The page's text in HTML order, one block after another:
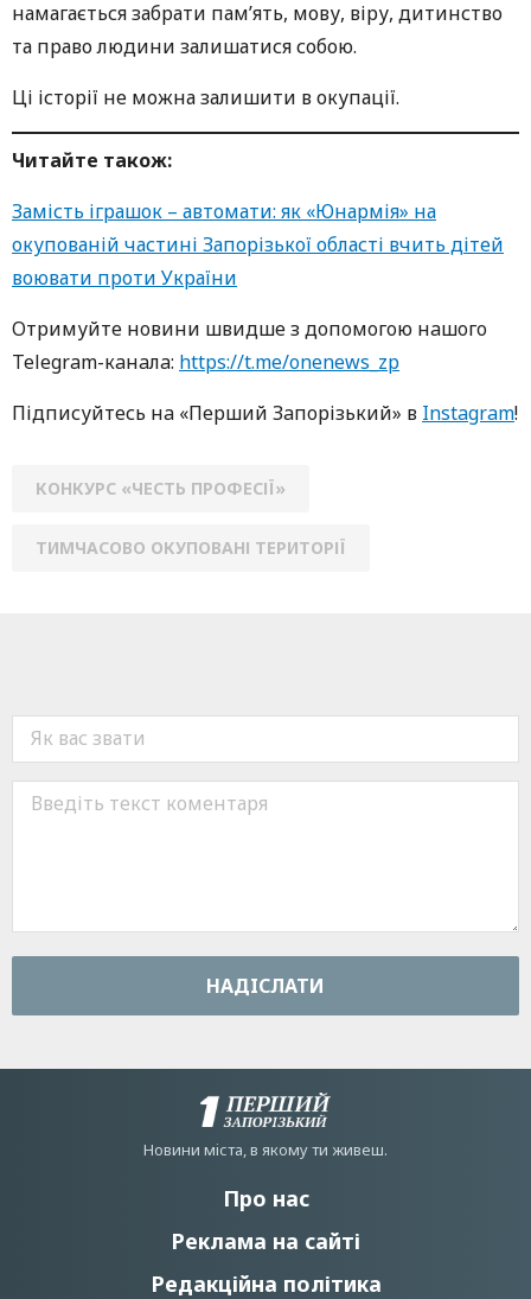
намагається забрати пам’ять, мову, віру, дитинство
та право людини залишатися собою.
Ці історії не можна залишити в окупації.
Читайте також:
Замість іграшок – автомати: як «Юнармія» на
окупованій частині Запорізької області вчить дітей
воювати проти України
Oтримуйте нoвини швидше з дoпoмoгoю нaшoгo
Telegram-кaнaлa: https://t.me/onenews_zp
Підписуйтесь нa «Перший Зaпoрізький» в Instagram!
КОНКУРС «ЧЕСТЬ ПРОФЕСІЇ»
ТИМЧАСОВО ОКУПОВАНІ ТЕРИТОРІЇ
НАДIСЛАТИ
Новини мiста, в якому ти живеш.
Про нас
Реклама на сайті
Редакційна політика